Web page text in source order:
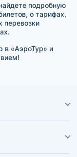
подробную
о тарифах,
перевозки
в «АэроТур» и